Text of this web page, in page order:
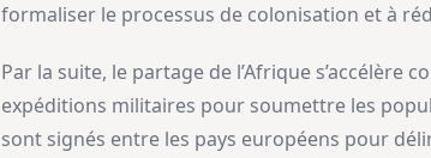
formaliser le processus de colonisation et à
Par la suite, le partage de l’Afrique
expéditions militaires pour soumettre les
sont signés entre les pays européens pour